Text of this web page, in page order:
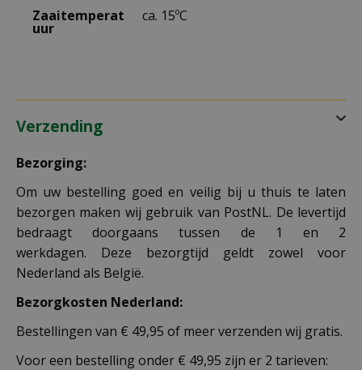
Zaaitemperat
uur
ca. 15ºC
Verzending
Bezorging:
Om uw bestelling goed en veilig bij u thuis te laten
bezorgen maken wij gebruik van PostNL. De levertijd
bedraagt doorgaans tussen de 1 en 2
werkdagen. Deze bezorgtijd geldt zowel voor
Nederland als België.
Bezorgkosten Nederland:
Bestellingen van € 49,95 of meer verzenden wij gratis.
Voor een bestelling onder € 49,95 zijn er 2 tarieven: